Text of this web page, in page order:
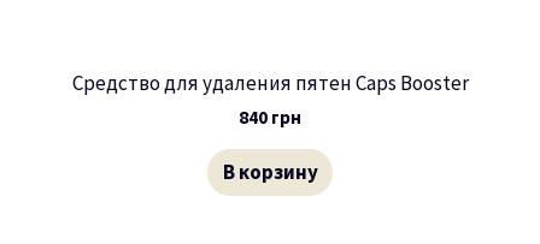
Средство для удаления пятен Caps Booster
840 грн
В корзину